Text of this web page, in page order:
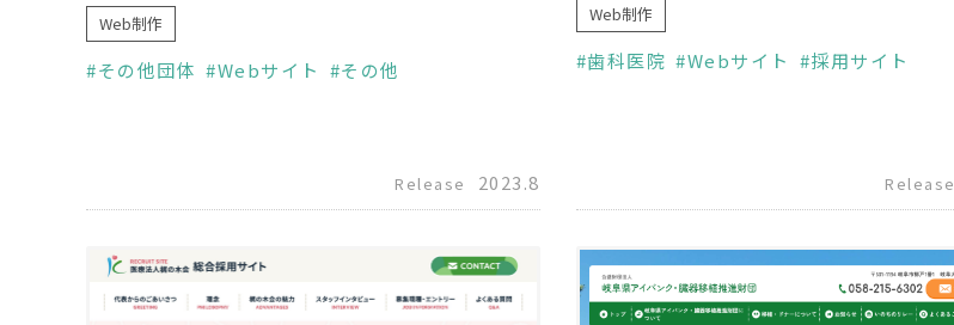
Web制作
その他団体 Webサイト その他
Release 2023.8
Web制作
歯科医院 Webサイト 採用サイト
Release